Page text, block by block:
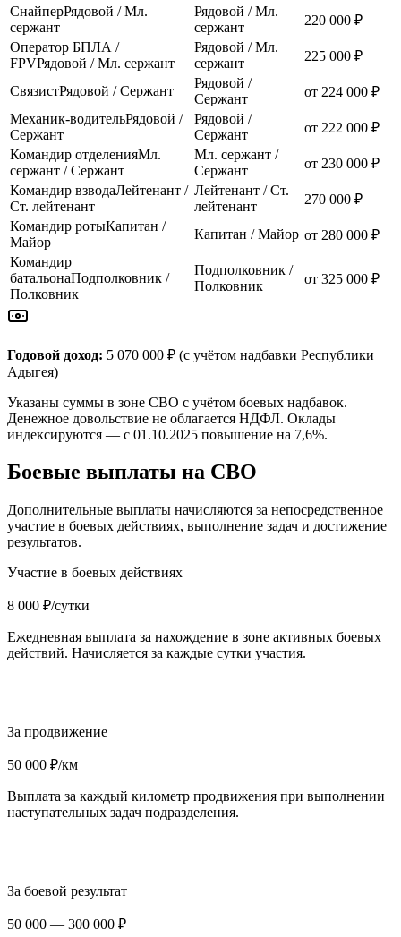
СнайперРядовой / Мл.
сержант
Рядовой / Мл.
сержант
220 000 ₽
Оператор БПЛА /
FPVРядовой / Мл. сержант
Рядовой / Мл.
сержант
225 000 ₽
СвязистРядовой / Сержант
Рядовой /
Сержант
от 224 000 ₽
Механик-водительРядовой /
Сержант
Рядовой /
Сержант
от 222 000 ₽
Командир отделенияМл.
сержант / Сержант
Мл. сержант /
Сержант
от 230 000 ₽
Командир взводаЛейтенант /
Ст. лейтенант
Лейтенант / Ст.
лейтенант
270 000 ₽
Командир ротыКапитан /
Майор
Капитан / Майор от 280 000 ₽
Командир
батальонаПодполковник /
Полковник
Подполковник /
Полковник
от 325 000 ₽
Годовой доход: 5 070 000 ₽ (с учётом надбавки Республики
Адыгея)
Указаны суммы в зоне СВО с учётом боевых надбавок.
Денежное довольствие не облагается НДФЛ. Оклады
индексируются — с 01.10.2025 повышение на 7,6%.
Боевые выплаты на СВО
Дополнительные выплаты начисляются за непосредственное
участие в боевых действиях, выполнение задач и достижение
результатов.
Участие в боевых действиях
8 000 ₽/сутки
Ежедневная выплата за нахождение в зоне активных боевых
действий. Начисляется за каждые сутки участия.
За продвижение
50 000 ₽/км
Выплата за каждый километр продвижения при выполнении
наступательных задач подразделения.
За боевой результат
50 000 — 300 000 ₽